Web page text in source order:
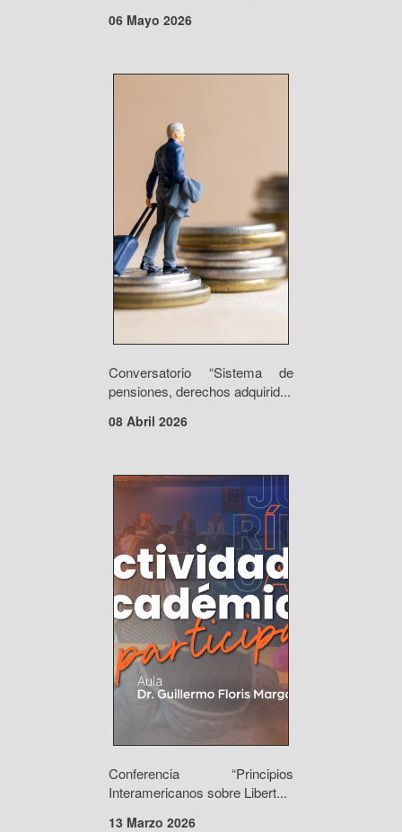
06 Mayo 2026
Conversatorio “Sistema de
pensiones, derechos adquirid...
08 Abril 2026
Conferencia “Principios
Interamericanos sobre Libert...
13 Marzo 2026